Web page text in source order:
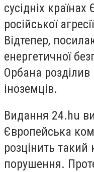
сусідніх
російської
Відтепер,
енергетичної
Орбана розділив
іноземців.
Видання 24. hu
Європейська ком
розцінить такий
порушення.